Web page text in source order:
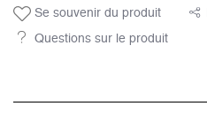
Se souvenir du produit
Questions sur le produit